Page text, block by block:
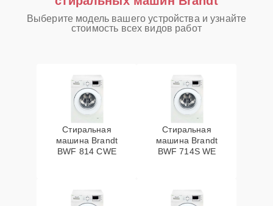
Выберите модель вашего устройства и узнайте
стоимость всех видов работ
Стиральная
машина Brandt
BWF 814 CWE
Стиральная
машина Brandt
BWF 714S WE